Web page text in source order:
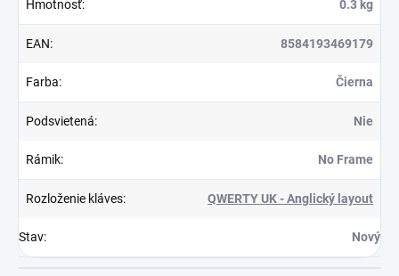
Hmotnosť: 0.3 kg
EAN: 8584193469179
Farba: Čierna
Podsvietená: Nie
Rámik: No Frame
Rozloženie kláves: QWERTY UK - Anglický layout
Stav: Nový